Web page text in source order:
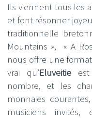
Ils viennent tous les
et font résonner
traditionnelle
Mountains », « A
nous offre une
vrai qu’Eluveitie
nombre, et les
monnaies
musiciens